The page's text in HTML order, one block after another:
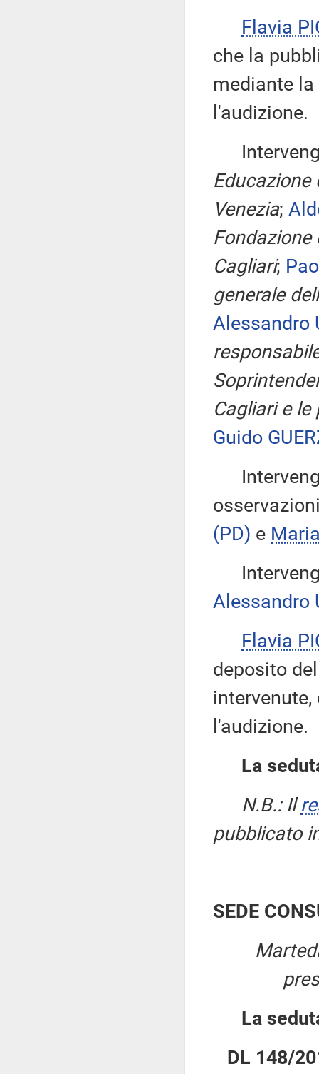
Flavia
che la
mediante
l'audizione.
Educazione
Venezia;
Fondazione
Cagliari;
generale
Alessandro
Cagliari e
Guido
(PD) e
Alessandro
Flavia
deposito
l'audizione.
La
N.B.: Il
pubblicato
SEDE
La
DL 148/